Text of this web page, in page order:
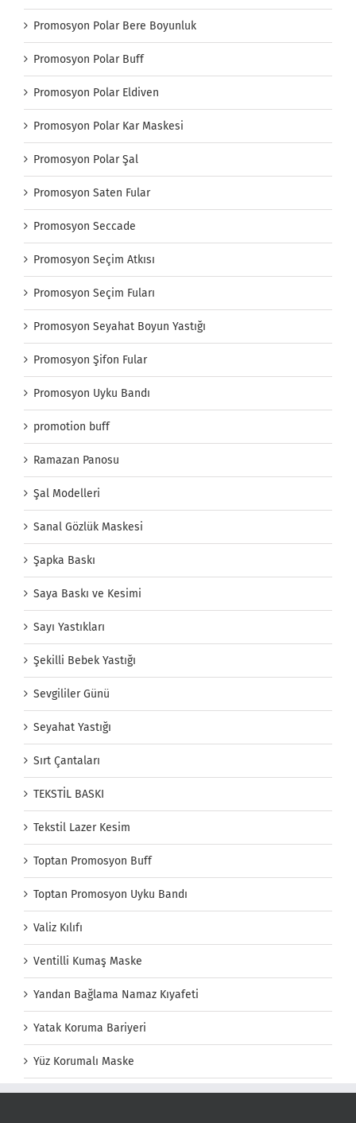
Promosyon Polar Bere Boyunluk
Promosyon Polar Buff
Promosyon Polar Eldiven
Promosyon Polar Kar Maskesi
Promosyon Polar Şal
Promosyon Saten Fular
Promosyon Seccade
Promosyon Seçim Atkısı
Promosyon Seçim Fuları
Promosyon Seyahat Boyun Yastığı
Promosyon Şifon Fular
Promosyon Uyku Bandı
promotion buff
Ramazan Panosu
Şal Modelleri
Sanal Gözlük Maskesi
Şapka Baskı
Saya Baskı ve Kesimi
Sayı Yastıkları
Şekilli Bebek Yastığı
Sevgililer Günü
Seyahat Yastığı
Sırt Çantaları
TEKSTİL BASKI
Tekstil Lazer Kesim
Toptan Promosyon Buff
Toptan Promosyon Uyku Bandı
Valiz Kılıfı
Ventilli Kumaş Maske
Yandan Bağlama Namaz Kıyafeti
Yatak Koruma Bariyeri
Yüz Korumalı Maske